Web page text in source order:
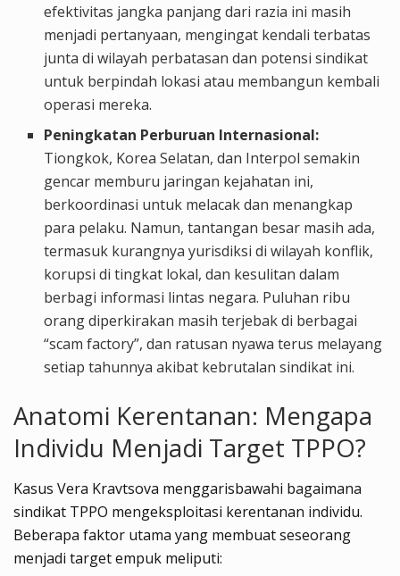
efektivitas jangka panjang dari razia ini masih
menjadi pertanyaan, mengingat kendali terbatas
junta di wilayah perbatasan dan potensi sindikat
untuk berpindah lokasi atau membangun kembali
operasi mereka.
Peningkatan Perburuan Internasional:
Tiongkok, Korea Selatan, dan Interpol semakin
gencar memburu jaringan kejahatan ini,
berkoordinasi untuk melacak dan menangkap
para pelaku. Namun, tantangan besar masih ada,
termasuk kurangnya yurisdiksi di wilayah konflik,
korupsi di tingkat lokal, dan kesulitan dalam
berbagi informasi lintas negara. Puluhan ribu
orang diperkirakan masih terjebak di berbagai
“scam factory”, dan ratusan nyawa terus melayang
setiap tahunnya akibat kebrutalan sindikat ini.
Anatomi Kerentanan: Mengapa
Individu Menjadi Target TPPO?
Kasus Vera Kravtsova menggarisbawahi bagaimana
sindikat TPPO mengeksploitasi kerentanan individu.
Beberapa faktor utama yang membuat seseorang
menjadi target empuk meliputi: